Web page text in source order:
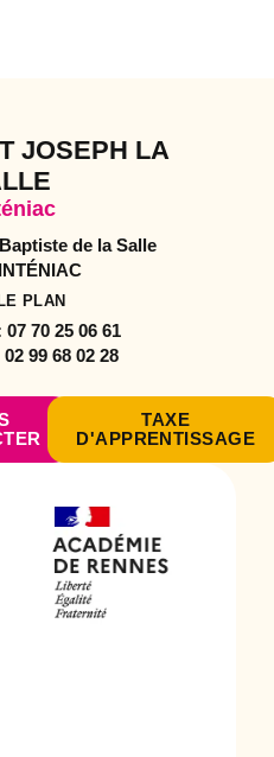
JOSEPH LA
de la Salle
PLAN
07 70 25 06 61
02 99 68 02 28
TAXE
D'APPRENTISSAGE